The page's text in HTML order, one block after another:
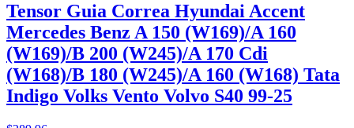
Tensor Guia Correa Hyundai Accent
Mercedes Benz A 150 (W169)/A 160
(W169)/B 200 (W245)/A 170 Cdi
(W168)/B 180 (W245)/A 160 (W168) Tata
Indigo Volks Vento Volvo S40 99-25